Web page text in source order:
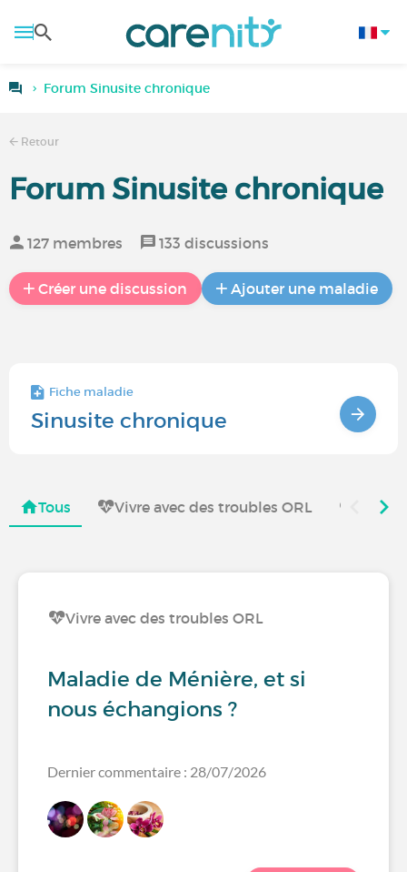
Forum Sinusite chronique
Retour
Forum Sinusite chronique
127 membres 133 discussions
Créer une discussion Ajouter une maladie
Fiche maladie
Sinusite chronique
Tous Vivre avec des troubles ORL
Vivre avec des troubles ORL
Maladie de Ménière, et si
nous échangions ?
Dernier commentaire : 28/07/2026